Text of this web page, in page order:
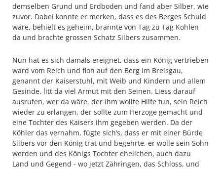
demselben Grund und Erdboden und fand aber Silber, wie
zuvor. Dabei konnte er merken, dass es des Berges Schuld
wäre, behielt es geheim, brannte von Tag zu Tag Kohlen
da und brachte grossen Schatz Silbers zusammen.
Nun hat es sich damals ereignet, dass ein König vertrieben
ward vom Reich und floh auf den Berg im Breisgau,
genannt der Kaiserstuhl, mit Weib und Kindern und allem
Gesinde, litt da viel Armut mit den Seinen. Liess darauf
ausrufen, wer da wäre, der ihm wollte Hilfe tun, sein Reich
wieder zu erlangen, der sollte zum Herzoge gemacht und
eine Tochter des Kaisers ihm gegeben werden. Da der
Köhler das vernahm, fügte sich’s, dass er mit einer Bürde
Silbers vor den König trat und begehrte, er wolle sein Sohn
werden und des Königs Tochter ehelichen, auch dazu
Land und Gegend - wo jetzt Zähringen, das Schloss, und